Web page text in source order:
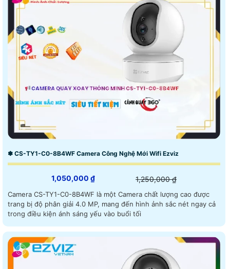
✽ CS-TY1-C0-8B4WF Camera Công Nghệ Mới Wifi Ezviz
1,050,000 ₫ 1,250,000 ₫
Camera CS-TY1-C0-8B4WF là một Camera chất lượng cao được
trang bị độ phân giải 4.0 MP, mang đến hình ảnh sắc nét ngay cả
trong điều kiện ánh sáng yếu vào buổi tối